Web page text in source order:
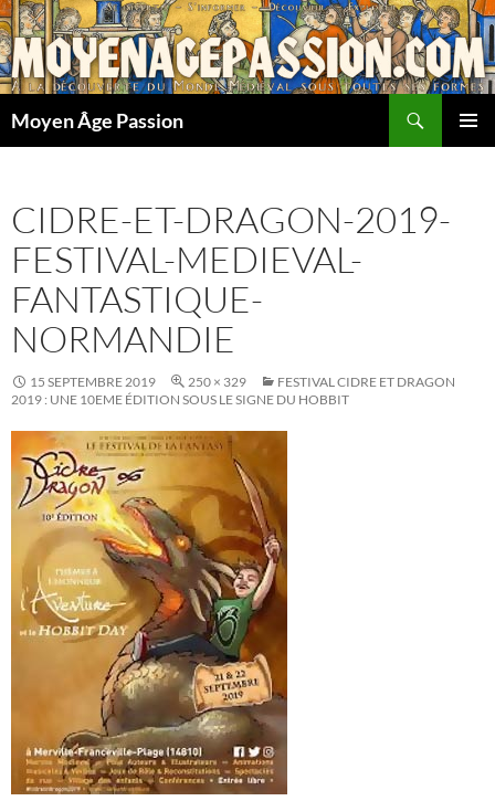
Aller
au
contenu
Moyen Âge Passion
CIDRE-ET-DRAGON-2019-
FESTIVAL-MEDIEVAL-
FANTASTIQUE-
NORMANDIE
15 SEPTEMBRE 2019 250 × 329
FESTIVAL CIDRE ET DRAGON
2019 : UNE 10EME ÉDITION SOUS LE SIGNE DU HOBBIT